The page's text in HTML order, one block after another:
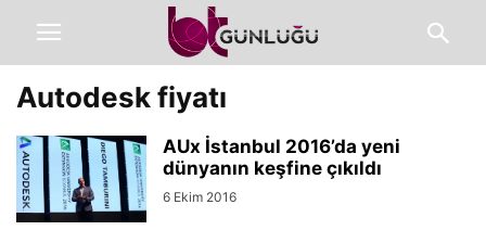
Autodesk fiyatı
AUx İstanbul 2016’da yeni
dünyanın keşfine çıkıldı
6 Ekim 2016